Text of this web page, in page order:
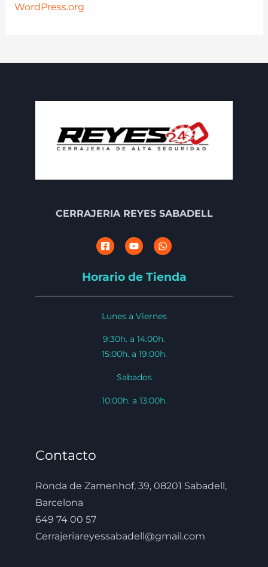
WordPress.org
CERRAJERIA REYES SABADELL
Horario de Tienda
Lunes a Viernes
9:30h. a 14:00h.
15:00h. a 19:00h.
Sabados
10:00h. a 13:00h.
Contacto
Ronda de Zamenhof, 39, 08201 Sabadell,
Barcelona
649 74 00 57
Cerrajeriareyessabadell@gmail.com